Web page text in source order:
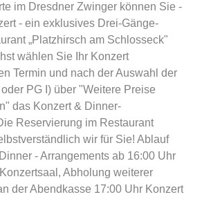
im Dresdner Zwinger können Sie -
- ein exklusives Drei-Gänge-
„Platzhirsch am Schlosseck"
wählen Sie Ihr Konzert
Termin und nach der Auswahl der
PG I) über "Weitere Preise
das Konzert & Dinner-
Reservierung im Restaurant
wir für Sie! Ablauf
- Arrangements ab 16:00 Uhr
Abholung weiterer
der Abendkasse 17:00 Uhr Konzert